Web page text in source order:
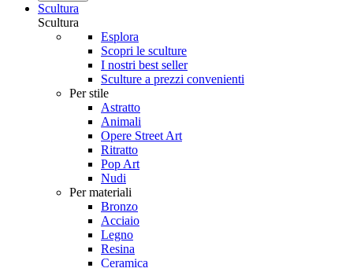
Scultura
Scultura
Esplora
Scopri le sculture
I nostri best seller
Sculture a prezzi convenienti
Per stile
Astratto
Animali
Opere Street Art
Ritratto
Pop Art
Nudi
Per materiali
Bronzo
Acciaio
Legno
Resina
Ceramica